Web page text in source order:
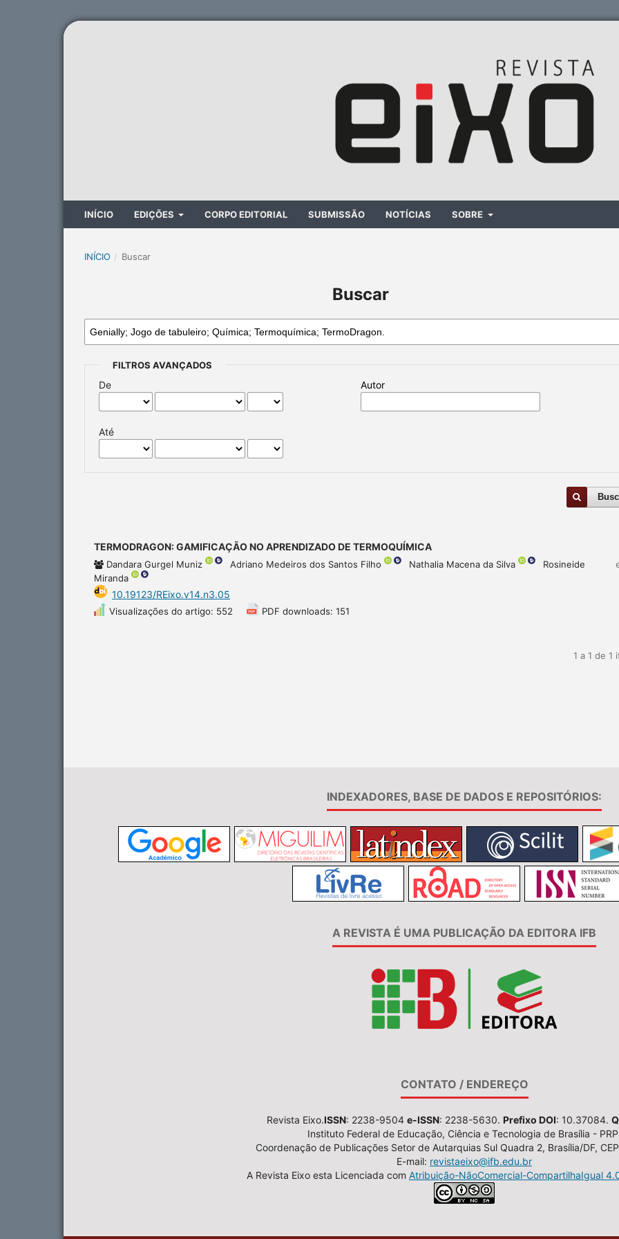
INÍCIO EDIÇÕES CORPO EDITORIAL SUBMISSÃO NOTÍCIAS SOBRE
INÍCIO / Buscar
Buscar
FILTROS AVANÇADOS
De
Até
Autor
TERMODRAGON: GAMIFICAÇÃO NO APRENDIZADO DE TERMOQUÍMICA
Dandara Gurgel Muniz Adriano Medeiros dos Santos Filho Nathalia Macena da Silva
Rosineide
Miranda
10.19123/REixo.v14.n3.05
Visualizações do artigo: 552 PDF downloads: 151
1 a 1 de 1
INDEXADORES, BASE DE DADOS E REPOSITÓRIOS:
A REVISTA É UMA PUBLICAÇÃO DA EDITORA IFB
CONTATO / ENDEREÇO
Revista Eixo.ISSN: 2238-9504 e-ISSN: 2238-5630. Prefixo DOI: 10.37084.
Instituto Federal de Educação, Ciência e Tecnologia de Brasília -
Coordenação de Publicações Setor de Autarquias Sul Quadra 2, Brasília/DF,
E-mail: revistaeixo@ifb.edu.br
A Revista Eixo esta Licenciada com Atribuição-NãoComercial-CompartilhaIgual